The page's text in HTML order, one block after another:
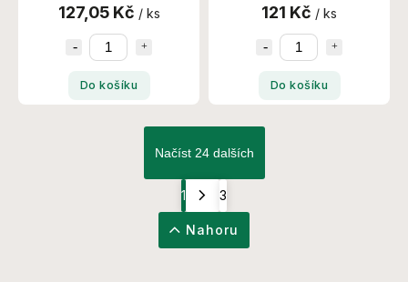
127,05 Kč / ks
Do košíku
121 Kč / ks
Do košíku
Načíst 24 dalších
1 3
Nahoru